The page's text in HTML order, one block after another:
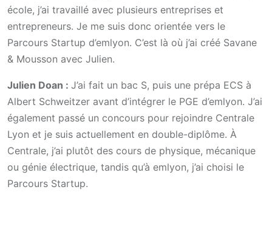
école, j’ai travaillé avec plusieurs entreprises et
entrepreneurs. Je me suis donc orientée vers le
Parcours Startup d’emlyon. C’est là où j’ai créé Savane
& Mousson avec Julien.
Julien Doan : J’ai fait un bac S, puis une prépa ECS à
Albert Schweitzer avant d’intégrer le PGE d’emlyon. J’ai
également passé un concours pour rejoindre Centrale
Lyon et je suis actuellement en double-diplôme. À
Centrale, j’ai plutôt des cours de physique, mécanique
ou génie électrique, tandis qu’à emlyon, j’ai choisi le
Parcours Startup.